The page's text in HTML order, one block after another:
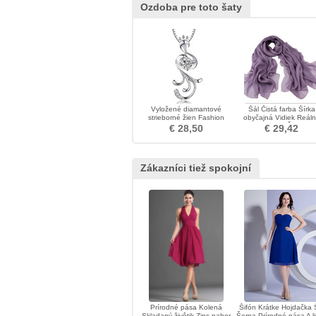
Ozdoba pre toto šaty
Vyložené diamantové
strieborné žien Fashion
Peacock náhrdelník
€ 28,50
Šál Čistá farba Šírka
obyčajná Vidiek
hodváb Ženy
€ 29,42
Zákazníci tiež spokojní
Prírodné pása Kolená
Šifón Krátke Hojdačka